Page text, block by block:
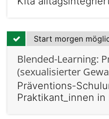
Start morgen
Blended-Learning:
(sexualisierter
Präventions-
Praktikant_innen